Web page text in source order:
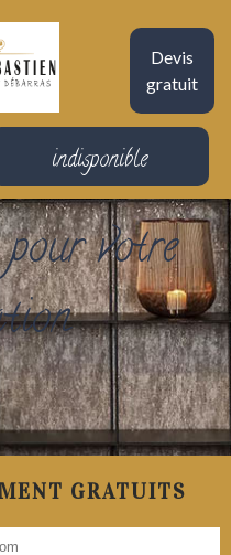
Devis
gratuit
indisponible
votre
GRATUITS